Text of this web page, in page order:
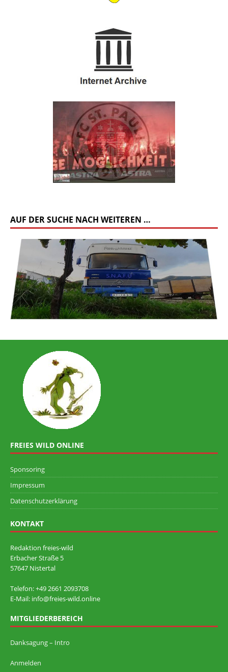
AUF DER SUCHE NACH WEITEREN …
FREIES WILD ONLINE
Sponsoring
Impressum
Datenschutzerklärung
KONTAKT
Redaktion freies-wild
Erbacher Straße 5
57647 Nistertal
Telefon: +49 ‭2661 2093708
E-Mail: info@freies-wild.online
MITGLIEDERBEREICH
Danksagung – Intro
Anmelden